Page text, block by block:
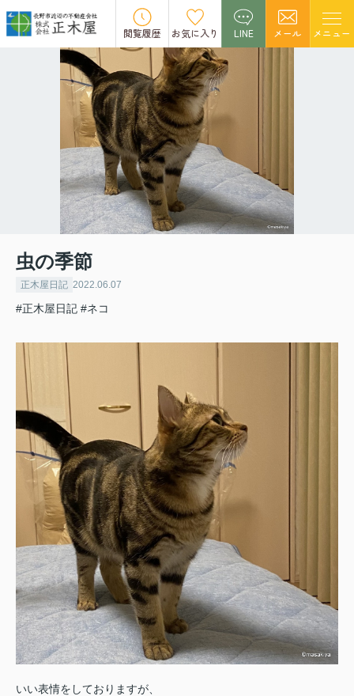
閲覧履歴 お気に入り LINE メール メニュー
虫の季節
正木屋日記 2022.06.07
#正木屋日記 #ネコ
いい表情をしておりますが、